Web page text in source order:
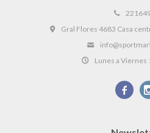
Gral Flores 4683 Casa
Lunes a Viernes
